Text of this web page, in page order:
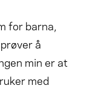
for barna,
å
min er at
med